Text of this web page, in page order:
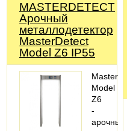
MASTERDETECT
Арочный
металлодетектор
MasterDetect
Model Z6 IP55
Model
Z6
-
арочный